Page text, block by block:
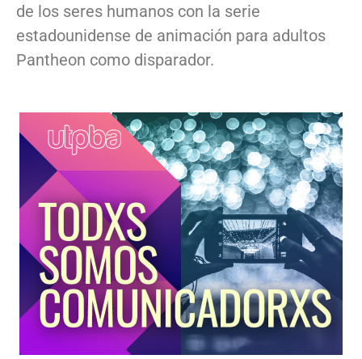
de los seres humanos con la serie
estadounidense de animación para adultos
Pantheon como disparador.